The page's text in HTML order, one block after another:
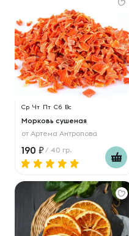
Ср Чт Пт Сб Вс
Морковь сушеная
от Артема Антропова
190 / 40 гр.